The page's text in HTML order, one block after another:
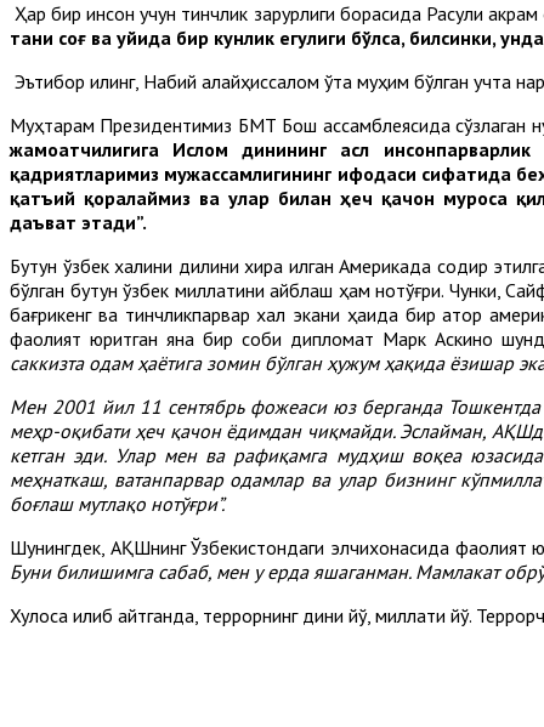
Ҳар бир инсон учун тинчлик зарурлиги борасида Расули
тани соғ ва уйида бир кунлик егулиги бўлса, билсинки,
Эътибор қилинг, Набий алайҳиссалом ўта муҳим бўлган учта
Муҳтарам Президентимиз БМТ Бош ассамблеясида сўзлаган
жамоатчилигига Ислом динининг асл
қадриятларимиз мужассамлигининг ифодаси сифатида
қатъий қоралаймиз ва улар билан ҳеч қачон муроса
даъват этади”.
Бутун ўзбек халқини дилини хира қилган Америкада содир
бўлган бутун ўзбек миллатини айблаш ҳам нотўғри. Чунки,
бағрикенг ва тинчликпарвар халқ экани ҳақида бир қатор
фаолият юритган яна бир собиқ дипломат Марк Аскино
саккизта одам ҳаётига зомин бўлган ҳужум ҳақида ёзишар
Мен 2001 йил 11 сентябрь фожеаси юз берганда
меҳр-оқибати ҳеч қачон ёдимдан чиқмайди. Эслайман,
кетган эди. Улар мен ва рафиқамга мудҳиш воқеа
меҳнаткаш, ватанпарвар одамлар ва улар бизнинг
боғлаш мутлақо нотўғри”.
Шунингдек, АҚШнинг Ўзбекистондаги элчихонасида фаолият
Буни билишимга сабаб, мен у ерда яшаганман. Мамлакат
Хулоса қилиб айтганда, террорнинг дини йўқ, миллати йўқ.